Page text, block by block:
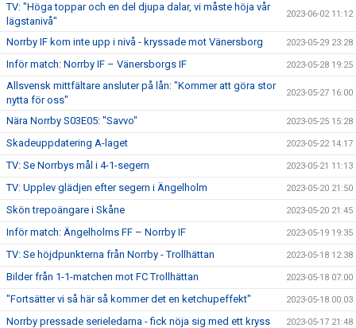
TV: "Höga toppar och en del djupa dalar, vi måste höja vår
lägstanivå"
2023-06-02 11:12
Norrby IF kom inte upp i nivå - kryssade mot Vänersborg 2023-05-29 23:28
Inför match: Norrby IF – Vänersborgs IF 2023-05-28 19:25
Allsvensk mittfältare ansluter på lån: "Kommer att göra stor
nytta för oss"
2023-05-27 16:00
Nära Norrby S03E05: "Savvo" 2023-05-25 15:28
Skadeuppdatering A-laget 2023-05-22 14:17
TV: Se Norrbys mål i 4-1-segern 2023-05-21 11:13
TV: Upplev glädjen efter segern i Ängelholm 2023-05-20 21:50
Skön trepoängare i Skåne 2023-05-20 21:45
Inför match: Ängelholms FF – Norrby IF 2023-05-19 19:35
TV: Se höjdpunkterna från Norrby - Trollhättan 2023-05-18 12:38
Bilder från 1-1-matchen mot FC Trollhättan 2023-05-18 07:00
"Fortsätter vi så här så kommer det en ketchupeffekt" 2023-05-18 00:03
Norrby pressade serieledarna - fick nöja sig med ett kryss 2023-05-17 21:48